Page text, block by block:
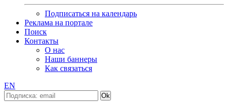
Подписаться на календарь
Реклама на портале
Поиск
Контакты
О нас
Наши баннеры
Как связаться
EN